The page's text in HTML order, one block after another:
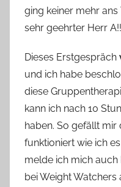
ging keiner mehr
sehr geehrter Herr
Dieses Erstgespräch
und ich habe
diese
kann ich nach 10
haben. So gefällt mir
funktioniert wie ich
melde ich mich
bei Weight